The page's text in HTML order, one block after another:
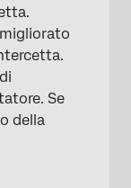
Se
della